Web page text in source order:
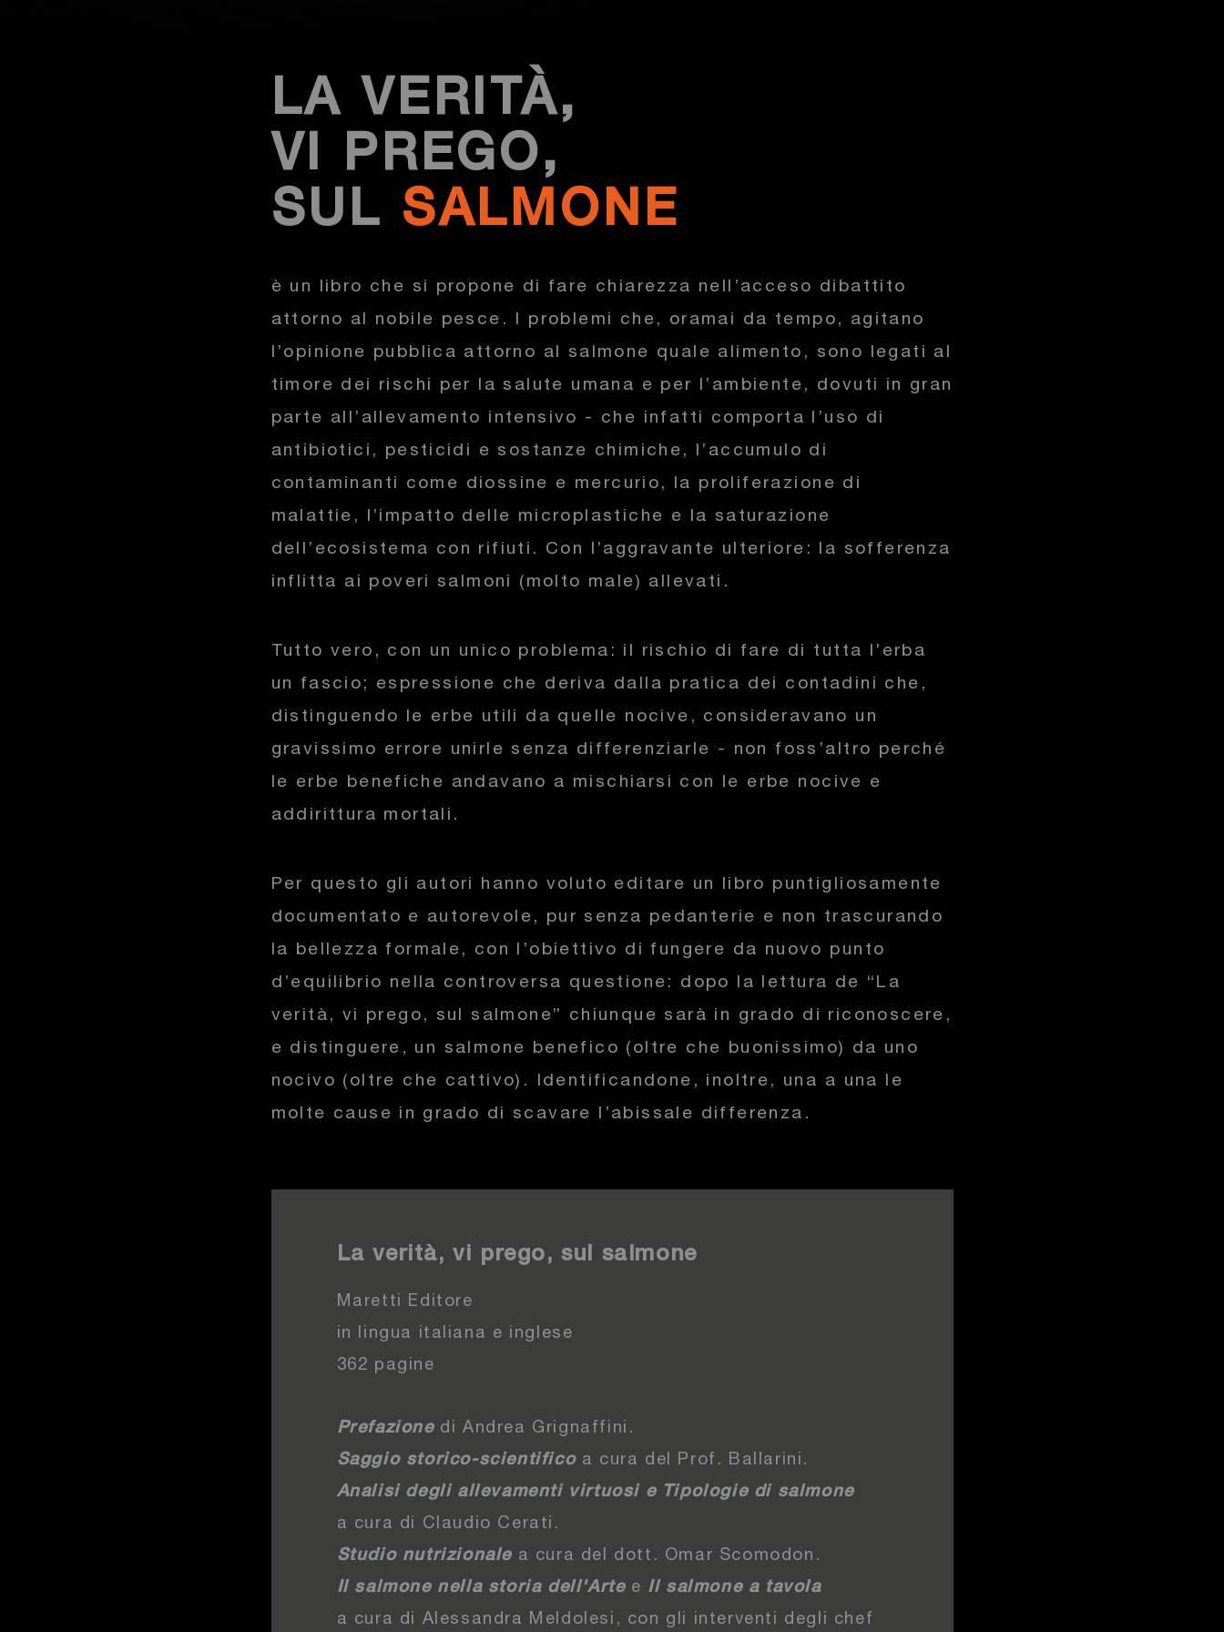
LA VERITÀ,
VI PREGO,
SUL SALMONE
è un libro che si propone di fare chiarezza nell’acceso dibattito
attorno al nobile pesce. I problemi che, oramai da tempo, agitano
l’opinione pubblica attorno al salmone quale alimento, sono legati al
timore dei rischi per la salute umana e per l’ambiente, dovuti in gran
parte all’allevamento intensivo - che infatti comporta l’uso di
antibiotici, pesticidi e sostanze chimiche, l’accumulo di
contaminanti come diossine e mercurio, la proliferazione di
malattie, l’impatto delle microplastiche e la saturazione
dell’ecosistema con rifiuti. Con l’aggravante ulteriore: la sofferenza
inflitta ai poveri salmoni (molto male) allevati.
Tutto vero, con un unico problema: il rischio di fare di tutta l’erba
un fascio; espressione che deriva dalla pratica dei contadini che,
distinguendo le erbe utili da quelle nocive, consideravano un
gravissimo errore unirle senza differenziarle - non foss’altro perché
le erbe benefiche andavano a mischiarsi con le erbe nocive e
addirittura mortali.
Per questo gli autori hanno voluto editare un libro puntigliosamente
documentato e autorevole, pur senza pedanterie e non trascurando
la bellezza formale, con l’obiettivo di fungere da nuovo punto
d’equilibrio nella controversa questione: dopo la lettura de “La
verità, vi prego, sul salmone” chiunque sarà in grado di riconoscere,
e distinguere, un salmone benefico (oltre che buonissimo) da uno
nocivo (oltre che cattivo). Identificandone, inoltre, una a una le
molte cause in grado di scavare l’abissale differenza.
La verità, vi prego, sul salmone
Maretti Editore
in lingua italiana e inglese
362 pagine
Prefazionedi Andrea Grignaffini.
Saggio storico-scientifico a cura del Prof. Ballarini.
Analisi degli allevamenti virtuosi e Tipologie di salmone
a cura di Claudio Cerati.
Studio nutrizionale a cura del dott. Omar Scomodon.
Il salmone nella storia dell'Artee Il salmone a tavola
a cura di Alessandra Meldolesi, con gli interventi degli chef